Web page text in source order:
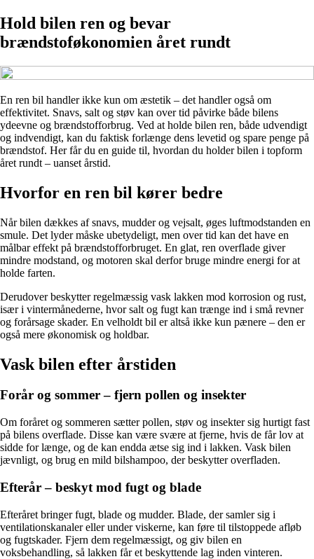
Hold bilen ren og bevar
brændstoføkonomien året rundt
En ren bil handler ikke kun om æstetik – det handler også om
effektivitet. Snavs, salt og støv kan over tid påvirke både bilens
ydeevne og brændstofforbrug. Ved at holde bilen ren, både udvendigt
og indvendigt, kan du faktisk forlænge dens levetid og spare penge på
brændstof. Her får du en guide til, hvordan du holder bilen i topform
året rundt – uanset årstid.
Hvorfor en ren bil kører bedre
Når bilen dækkes af snavs, mudder og vejsalt, øges luftmodstanden en
smule. Det lyder måske ubetydeligt, men over tid kan det have en
målbar effekt på brændstofforbruget. En glat, ren overflade giver
mindre modstand, og motoren skal derfor bruge mindre energi for at
holde farten.
Derudover beskytter regelmæssig vask lakken mod korrosion og rust,
især i vintermånederne, hvor salt og fugt kan trænge ind i små revner
og forårsage skader. En velholdt bil er altså ikke kun pænere – den er
også mere økonomisk og holdbar.
Vask bilen efter årstiden
Forår og sommer – fjern pollen og insekter
Om foråret og sommeren sætter pollen, støv og insekter sig hurtigt fast
på bilens overflade. Disse kan være svære at fjerne, hvis de får lov at
sidde for længe, og de kan endda ætse sig ind i lakken. Vask bilen
jævnligt, og brug en mild bilshampoo, der beskytter overfladen.
Efterår – beskyt mod fugt og blade
Efteråret bringer fugt, blade og mudder. Blade, der samler sig i
ventilationskanaler eller under viskerne, kan føre til tilstoppede afløb
og fugtskader. Fjern dem regelmæssigt, og giv bilen en
voksbehandling, så lakken får et beskyttende lag inden vinteren.